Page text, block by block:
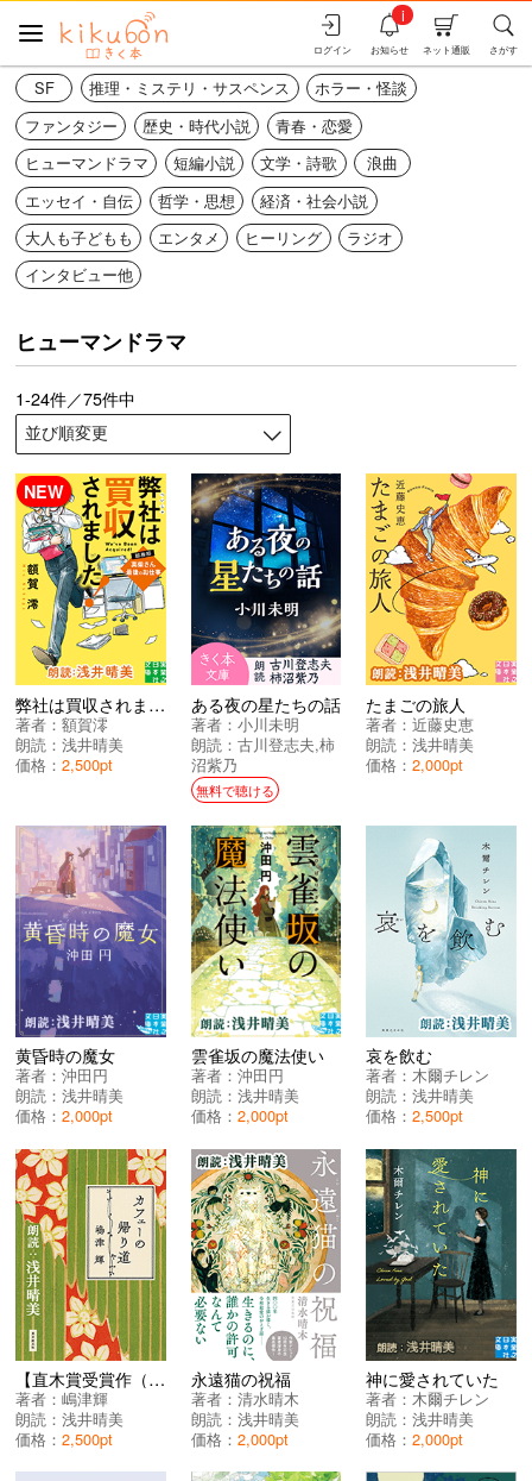
さがす
ネット通販
お知らせ
i
ログイン
SF 推理・ミステリ・サスペンス
ホラー・怪談
ファンタジー
歴史・時代小説
青春・恋愛
ヒューマンドラマ
短編小説 文学・詩歌
浪曲
エッセイ・自伝
哲学・思想
経済・社会小説
大人も子どもも
エンタメ ヒーリング
ラジオ
インタビュー他
ヒューマンドラマ
1-24件／75件中
NEW
弊社は買収されました！ 総務部・真柴さん最後のお仕事
著者：額賀澪
朗読：浅井晴美
価格：2,500pt
ある夜の星たちの話
著者： 小川未明
朗読： 古川登志夫,柿
沼紫乃
無料で聴ける
たまごの旅人
著者：近藤史恵
朗読：浅井晴美
価格：2,000pt
黄昏時の魔女
著者：沖田円
朗読：浅井晴美
価格：2,000pt
雲雀坂の魔法使い
著者： 沖田円
朗読： 浅井晴美
価格： 2,000pt
哀を飲む
著者：木爾チレン
朗読：浅井晴美
価格：2,500pt
【直木賞受賞作（第174回）】カフェーの帰り道
著者：嶋津輝
朗読：浅井晴美
価格：2,500pt
永遠猫の祝福
著者： 清水晴木
朗読： 浅井晴美
価格： 2,000pt
神に愛されていた
著者：木爾チレン
朗読：浅井晴美
価格：2,000pt